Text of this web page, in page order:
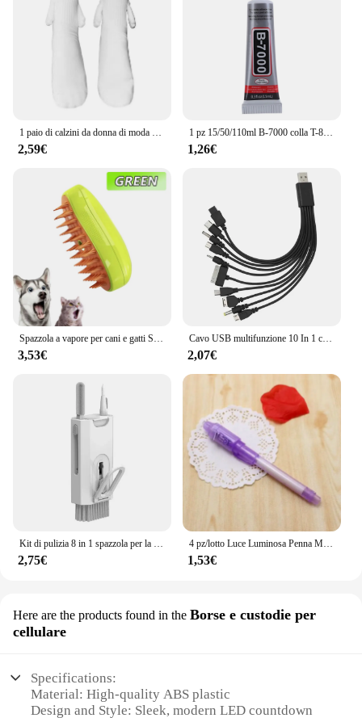
2,59€
1 pz 15/50/110ml B-7000 colla T-8000 adesivo resina epossidica riparazione cellulare Touch Screen colla liquida gioielli colla adesiva artigianale
1,26€
3,53€
Cavo USB multifunzione 10 In 1 cavo di ricarica universale per telefono cavo di ricarica Multi-testa per caricabatterie per telefono Samsung Nokia
2,07€
Kit di pulizia 8 in 1 spazzola per la pulizia della tastiera del Computer auricolari penna per la pulizia delle cuffie strumenti per la pulizia dei telefoni iPad estrattore per Keycap
2,75€
4 pz/lotto Luce Luminosa Penna Magica Viola 2 In 1 UV Luce Nera Combo Disegno Penna A Inchiostro Invisibile Apprendimento Educativo Giocattoli Per Il Bambino
1,53€
Here are the products found in the Borse e custodie per
cellulare
Specifications:
Material: High-quality ABS plastic
Design and Style: Sleek, modern LED countdown